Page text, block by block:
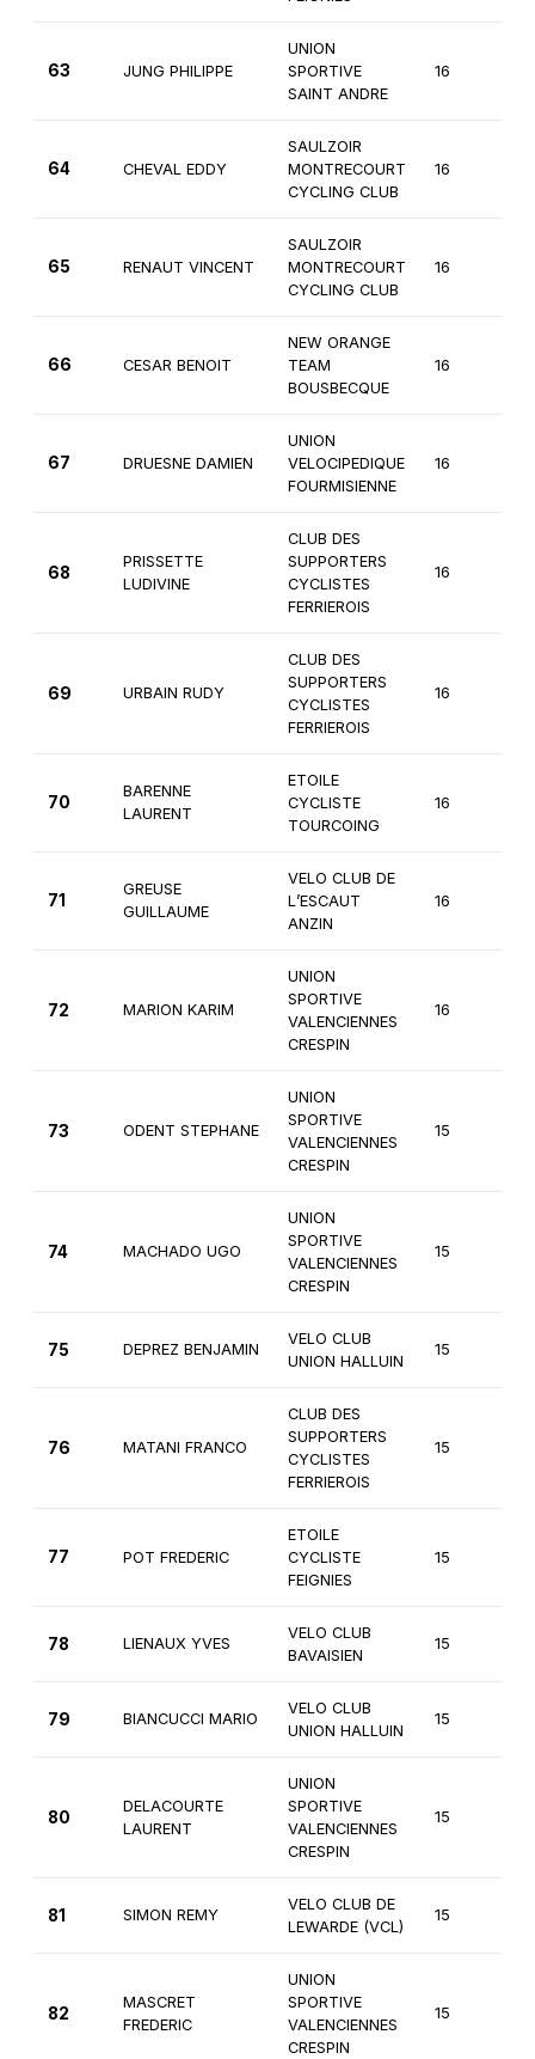
63 JUNG PHILIPPE
UNION
SPORTIVE
SAINT ANDRE
16
64 CHEVAL EDDY
SAULZOIR
MONTRECOURT
CYCLING CLUB
16
65 RENAUT VINCENT
SAULZOIR
MONTRECOURT
CYCLING CLUB
16
66 CESAR BENOIT
NEW ORANGE
TEAM
BOUSBECQUE
16
67 DRUESNE DAMIEN
UNION
VELOCIPEDIQUE
FOURMISIENNE
16
68
PRISSETTE
LUDIVINE
CLUB DES
SUPPORTERS
CYCLISTES
FERRIEROIS
16
69 URBAIN RUDY
CLUB DES
SUPPORTERS
CYCLISTES
FERRIEROIS
16
70
BARENNE
LAURENT
ETOILE
CYCLISTE
TOURCOING
16
71
GREUSE
GUILLAUME
VELO CLUB DE
L’ESCAUT
ANZIN
16
72 MARION KARIM
UNION
SPORTIVE
VALENCIENNES
CRESPIN
16
73 ODENT STEPHANE
UNION
SPORTIVE
VALENCIENNES
CRESPIN
15
74 MACHADO UGO
UNION
SPORTIVE
VALENCIENNES
CRESPIN
15
75 DEPREZ BENJAMIN
VELO CLUB
UNION HALLUIN
15
76 MATANI FRANCO
CLUB DES
SUPPORTERS
CYCLISTES
FERRIEROIS
15
77 POT FREDERIC
ETOILE
CYCLISTE
FEIGNIES
15
78 LIENAUX YVES
VELO CLUB
BAVAISIEN
15
79 BIANCUCCI MARIO
VELO CLUB
UNION HALLUIN
15
80
DELACOURTE
LAURENT
UNION
SPORTIVE
VALENCIENNES
CRESPIN
15
81 SIMON REMY
VELO CLUB DE
LEWARDE (VCL)
15
82
MASCRET
FREDERIC
UNION
SPORTIVE
VALENCIENNES
CRESPIN
15